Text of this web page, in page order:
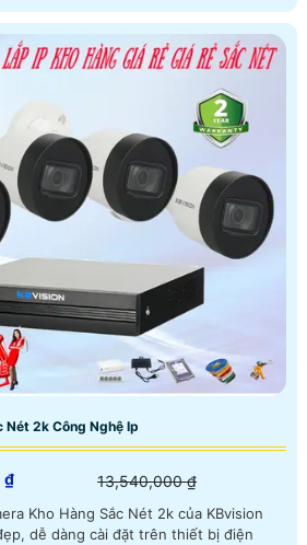
Nét 2k Công Nghệ Ip
₫ 13,540,000 ₫
Kho Hàng Sắc Nét 2k của KBvision
dễ dàng cài đặt trên thiết bị điện